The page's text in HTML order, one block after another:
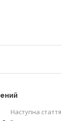
Наступна стаття